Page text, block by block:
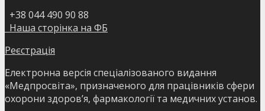
+38 044 490 90 88
Наша сторінка на ФБ
Реєстрація
Електронна версія спеціалізованого видання
«Медпросвіта», призначеного для працівників сфери
охорони здоров’я, фармакології та медичних установ.